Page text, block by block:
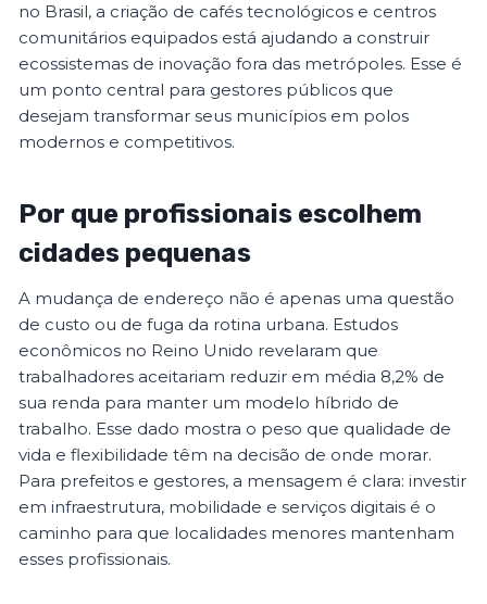
no Brasil, a criação de cafés tecnológicos e centros
comunitários equipados está ajudando a construir
ecossistemas de inovação fora das metrópoles. Esse é
um ponto central para gestores públicos que
desejam transformar seus municípios em polos
modernos e competitivos.
Por que profissionais escolhem
cidades pequenas
A mudança de endereço não é apenas uma questão
de custo ou de fuga da rotina urbana. Estudos
econômicos no Reino Unido revelaram que
trabalhadores aceitariam reduzir em média 8,2% de
sua renda para manter um modelo híbrido de
trabalho. Esse dado mostra o peso que qualidade de
vida e flexibilidade têm na decisão de onde morar.
Para prefeitos e gestores, a mensagem é clara: investir
em infraestrutura, mobilidade e serviços digitais é o
caminho para que localidades menores mantenham
esses profissionais.